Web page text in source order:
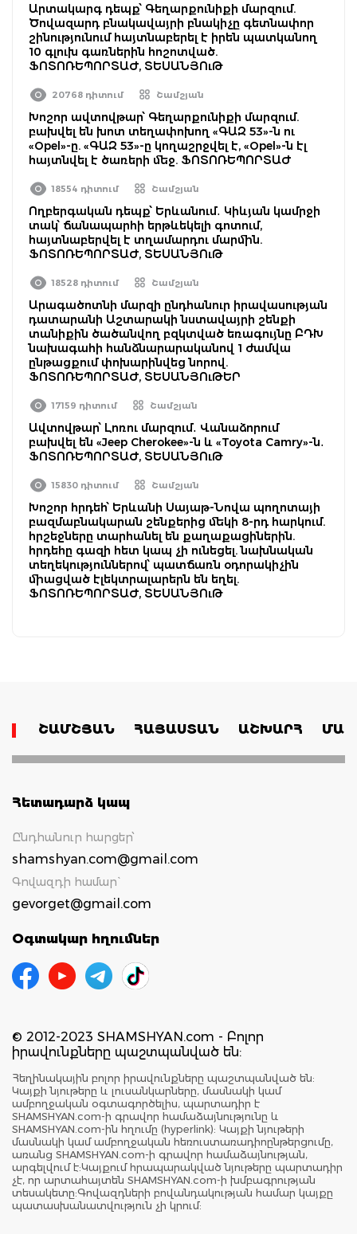
Արտակարգ դեպք՝ Գեղարքունիքի մարզում.
Ծովազարդ բնակավայրի բնակիչը գետնափոր
շինությունում հայտնաբերել է իրեն պատկանող
10 գլուխ գառներին հոշոտված.
ՖՈՏՈՌԵՊՈՐՏԱԺ, ՏԵՍԱՆՅՈւԹ
20768 դիտում Շամշյան
Խոշոր ավտովթար՝ Գեղարքունիքի մարզում.
բախվել են խոտ տեղափոխող «ԳԱԶ 53»-ն ու
«Opel»-ը. «ԳԱԶ 53»-ը կողաշրջվել է, «Opel»-ն էլ
հայտնվել է ծառերի մեջ. ՖՈՏՈՌԵՊՈՐՏԱԺ
18554 դիտում Շամշյան
Ողբերգական դեպք՝ Երևանում․ Կիևյան կամրջի
տակ՝ ճանապարհի երթևեկելի գոտում,
հայտնաբերվել է տղամարդու մարմին.
ՖՈՏՈՌԵՊՈՐՏԱԺ, ՏԵՍԱՆՅՈւԹ
18528 դիտում Շամշյան
Արագածոտնի մարզի ընդհանուր իրավասության
դատարանի Աշտարակի նստավայրի շենքի
տանիքին ծածանվող բզկտված եռագույնը ԲԴԽ
նախագահի հանձնարարականով 1 ժամվա
ընթացքում փոխարինվեց նորով.
ՖՈՏՈՌԵՊՈՐՏԱԺ, ՏԵՍԱՆՅՈւԹԵՐ
17159 դիտում Շամշյան
Ավտովթար՝ Լոռու մարզում․ Վանաձորում
բախվել են «Jeep Cherokee»-ն և «Toyota Camry»-ն․
ՖՈՏՈՌԵՊՈՐՏԱԺ, ՏԵՍԱՆՅՈւԹ
15830 դիտում Շամշյան
Խոշոր հրդեհ՝ Երևանի Սայաթ-Նովա պողոտայի
բազմաբնակարան շենքերից մեկի 8-րդ հարկում.
հրշեջները տարհանել են քաղաքացիներին.
հրդեհը գազի հետ կապ չի ունեցել. նախնական
տեղեկություններով՝ պատճառն օդորակիչին
միացված էլեկտրալարերն են եղել.
ՖՈՏՈՌԵՊՈՐՏԱԺ, ՏԵՍԱՆՅՈւԹ
ՇԱՄՇՅԱՆ ՀԱՅԱՍՏԱՆ ԱՇԽԱՐՀ
Հետադարձ կապ
Ընդհանուր հարցեր՝
shamshyan.com@gmail.com
Գովազդի համար`
gevorget@gmail.com
Օգտակար հղումներ
© 2012-2023 SHAMSHYAN.com - Բոլոր
իրավունքները պաշտպանված են:
Հեղինակային բոլոր իրավունքները պաշտպանված են:
Կայքի նյութերը և լուսանկարները, մասնակի կամ
ամբողջական օգտագործելիս, պարտադիր է
SHAMSHYAN.com-ի գրավոր համաձայնությունը և
SHAMSHYAN.com-ին հղումը (hyperlink): Կայքի նյութերի
մասնակի կամ ամբողջական հեռուստառադիոընթերցումը,
առանց SHAMSHYAN.com-ի գրավոր համաձայնության,
արգելվում է:Կայքում հրապարակված նյութերը պարտադիր
չէ, որ արտահայտեն SHAMSHYAN.com-ի խմբագրության
տեսակետը:Գովազդների բովանդակության համար կայքը
պատասխանատվություն չի կրում: